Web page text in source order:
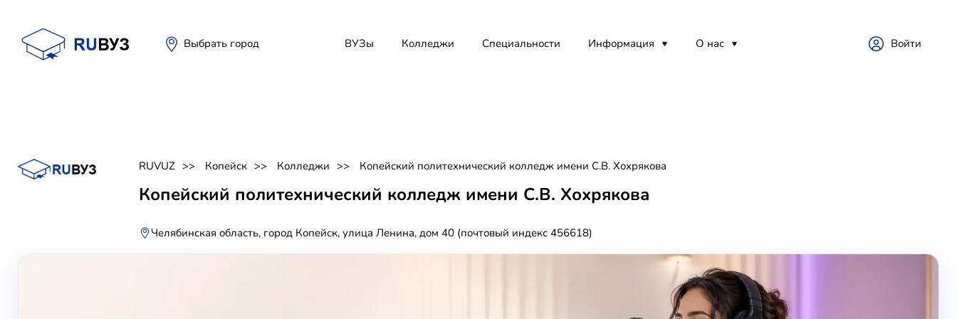
Выбрать город ВУЗы Колледжи Специальности Информация О нас Войти
RUVUZ Копейск Колледжи Копейский политехнический колледж имени С.В. Хохрякова
Копейский политехнический колледж имени С.В. Хохрякова
Челябинская область, город Копейск, улица Ленина, дом 40 (почтовый индекс 456618)